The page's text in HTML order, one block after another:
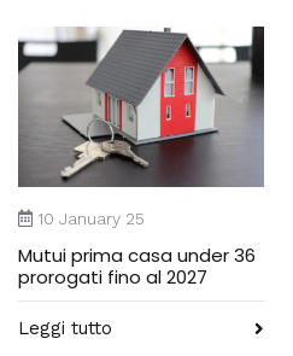
10 January 25
Mutui prima casa under 36
prorogati fino al 2027
Leggi tutto